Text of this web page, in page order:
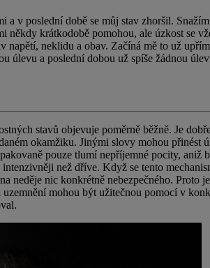
a v poslední době se můj stav zhoršil.
někdy krátkodobě pomohou, ale úzkost se
napětí, neklidu a obav. Začíná mě to už
úlevu a poslední dobou už spíše žádnou
stavů objevuje poměrně běžně. Je
okamžiku. Jinými slovy mohou přinést
pouze tlumí nepříjemné pocity,
než dříve. Když se tento
neděje nic konkrétně nebezpečného. Proto
mohou být užitečnou pomocí v